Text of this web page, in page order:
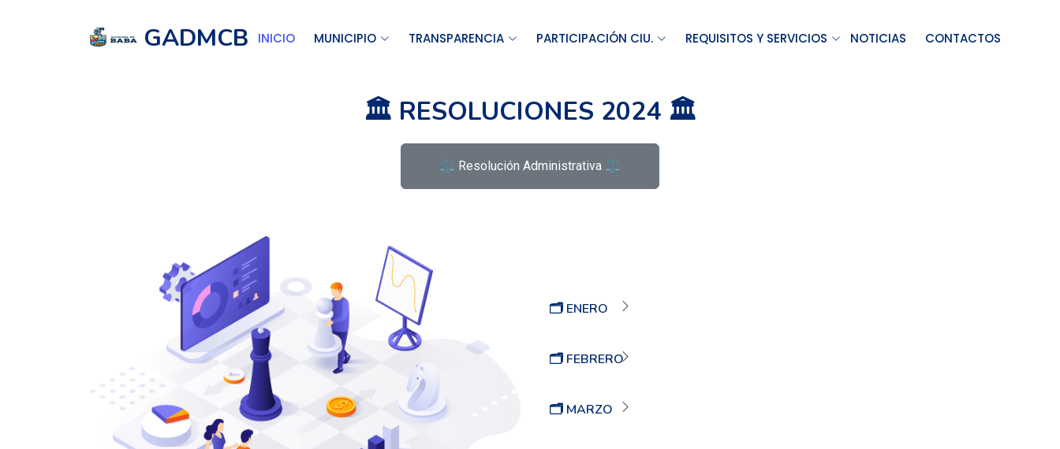
GADMCB INICIO MUNICIPIO TRANSPARENCIA PARTICIPACIÓN CIU. REQUISITOS Y SERVICIOS NOTICIAS CONTACTOS
🏛️ RESOLUCIONES 2024 🏛️
⚖️ Resolución Administrativa ⚖️
🗂 ENERO
🗂 FEBRERO
🗂 MARZO